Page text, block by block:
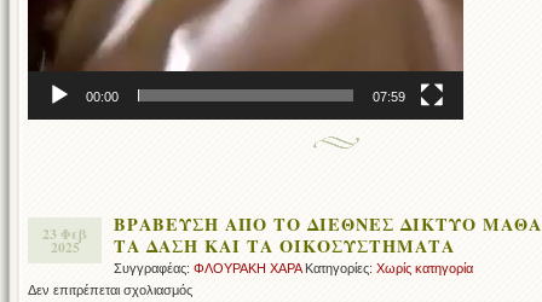
00:00 07:59
23 Φεβ
2025
ΒΡΑΒΕΥΣΗ ΑΠΟ ΤΟ ΔΙΕΘΝΕΣ ΔΙΚΤΥΟ
ΤΑ ΔΑΣΗ ΚΑΙ ΤΑ ΟΙΚΟΣΥΣΤΗΜΑΤΑ
Συγγραφέας: ΦΛΟΥΡΑΚΗ ΧΑΡΑΚατηγορίες: Χωρίς κατηγορία
Δεν επιτρέπεται σχολιασμόςστο